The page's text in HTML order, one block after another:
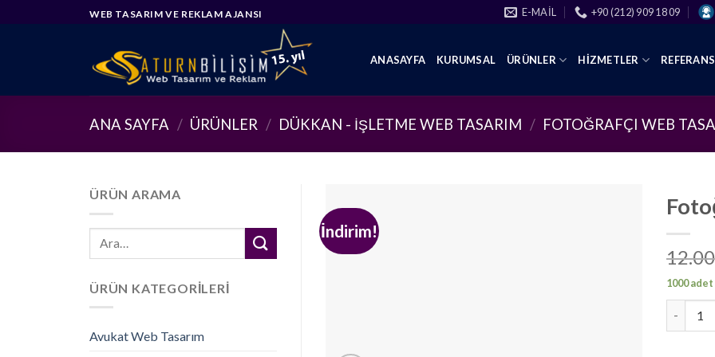
WEB TASARIM VE REKLAM AJANSI E-MAIL +90 (212) 909 18 09
ANASAYFA KURUMSAL ÜRÜNLER HIZMETLER
ANA SAYFA / ÜRÜNLER / DÜKKAN - İŞLETME WEB TASARIM / FOTOĞRAFÇI WEB
ÜRÜN ARAMA
Ara:
ÜRÜN KATEGORILERI
Avukat Web Tasarım
İndirim!
1000